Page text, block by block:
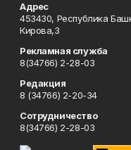
Адрес
453430, Республика
Кирова,3
Рекламная служба
8(34766) 2-28-03
Редакция
8 (34766) 2-20-34
Сотрудничество
8(34766) 2-28-03